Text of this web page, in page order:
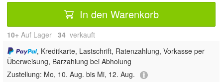
In den Warenkorb
10+ Auf Lager 34 verkauft
, Kreditkarte, Lastschrift, Ratenzahlung, Vorkasse per
Überweisung, Barzahlung bei Abholung
Zustellung: Mo, 10. Aug. bis Mi, 12. Aug.